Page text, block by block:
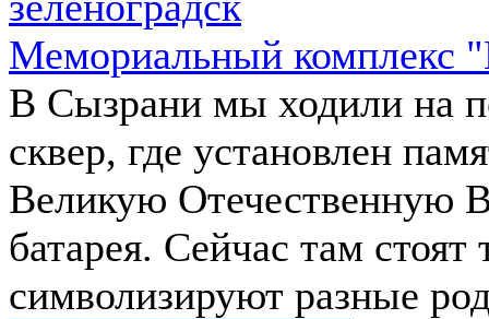
Мемориальный комплекс
В Сызрани мы ходили на
сквер, где установлен
Великую Отечественную
батарея. Сейчас там стоят
символизируют разные